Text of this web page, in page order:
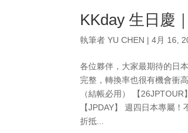
KKday 生日慶
執筆者YU CHEN |4月 16,
各位夥伴，大家最期待的日
完整，轉換率也很有機會衝
（結帳必用） 【
【JPDAY】 週四日本專屬
折抵...